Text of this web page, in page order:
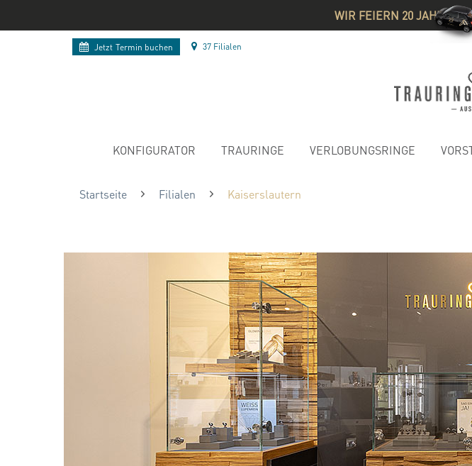
WIR FEIERN 20 JAHRE&
Jetzt Termin buchen 37 Filialen
KONFIGURATOR TRAURINGE VERLOBUNGSRINGE
Startseite Filialen Kaiserslautern